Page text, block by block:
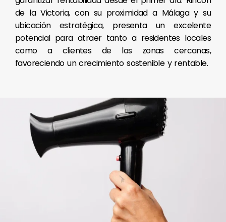
de la Victoria, con su proximidad a Málaga y su
ubicación estratégica, presenta un excelente
potencial para atraer tanto a residentes locales
como a clientes de las zonas cercanas,
favoreciendo un crecimiento sostenible y rentable.